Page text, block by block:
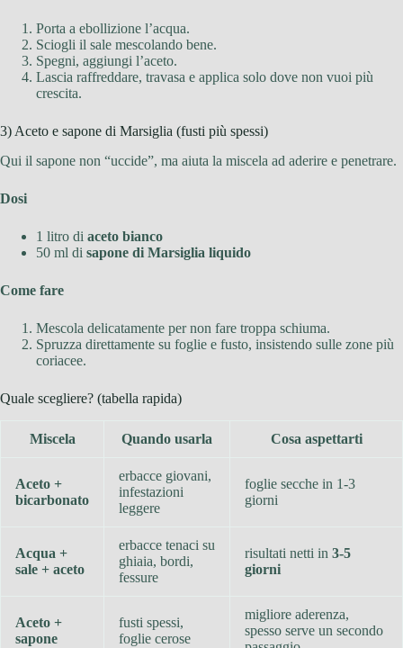
Porta a ebollizione l’acqua.
Sciogli il sale mescolando bene.
Spegni, aggiungi l’aceto.
Lascia raffreddare, travasa e applica solo dove non vuoi più
crescita.
3) Aceto e sapone di Marsiglia (fusti più spessi)
Qui il sapone non “uccide”, ma aiuta la miscela ad aderire e penetrare.
Dosi
1 litro di aceto bianco
50 ml di sapone di Marsiglia liquido
Come fare
Mescola delicatamente per non fare troppa schiuma.
Spruzza direttamente su foglie e fusto, insistendo sulle zone più
coriacee.
Quale scegliere? (tabella rapida)
Miscela Quando usarla Cosa aspettarti
Aceto +
bicarbonato
erbacce giovani,
infestazioni
leggere
foglie secche in 1-3
giorni
Acqua +
sale + aceto
erbacce tenaci su
ghiaia, bordi,
fessure
risultati netti in 3-5
giorni
Aceto +
sapone
fusti spessi,
foglie cerose
migliore aderenza,
spesso serve un secondo